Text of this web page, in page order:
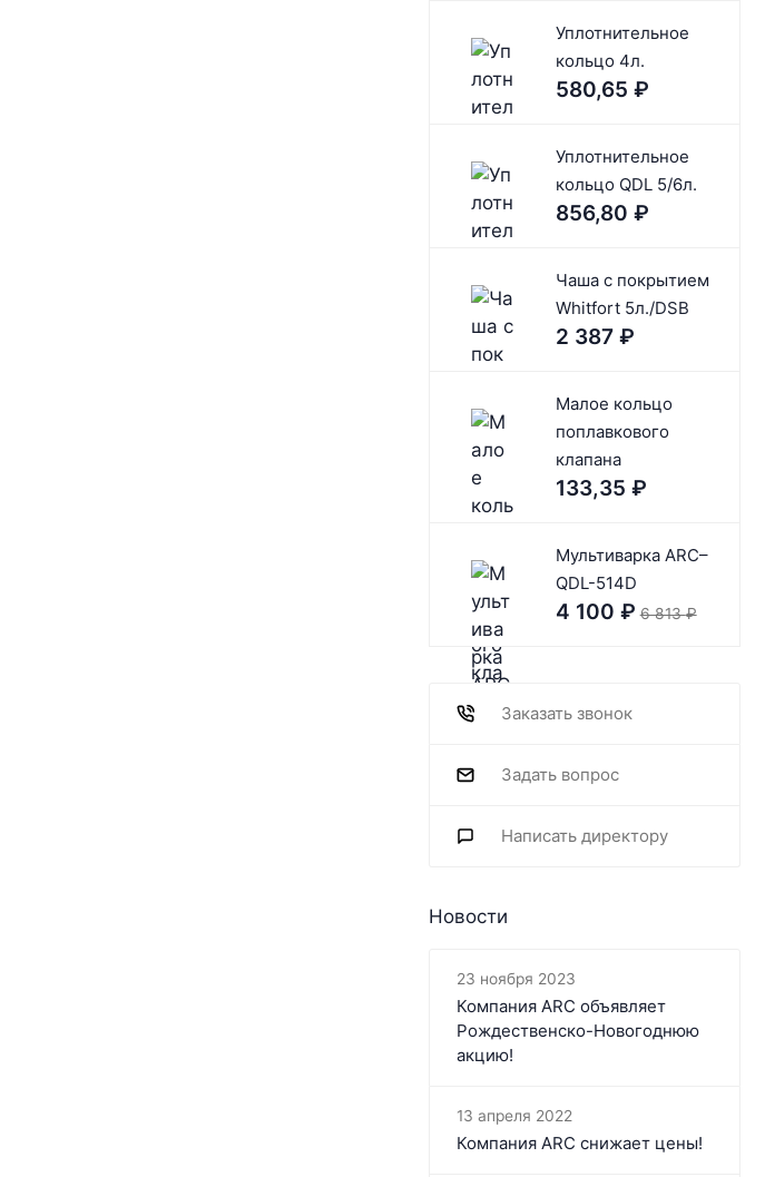
Уплотнительное
кольцо 4л.
580,65 ₽
Уплотнительное
кольцо QDL 5/6л.
856,80 ₽
Чaшa c покрытием
Whitfort 5л./DSB
2 387 ₽
Малое кольцо
поплавкового
клапана
133,35 ₽
Мультиварка ARC–
QDL-514D
4 100 ₽ 6 813₽
Заказать звонок
Задать вопрос
Написать директору
Новости
23 ноября 2023
Компания ARC объявляет
Рождественско-Новогоднюю
акцию!
13 апреля 2022
Компания ARC​ снижает цены!